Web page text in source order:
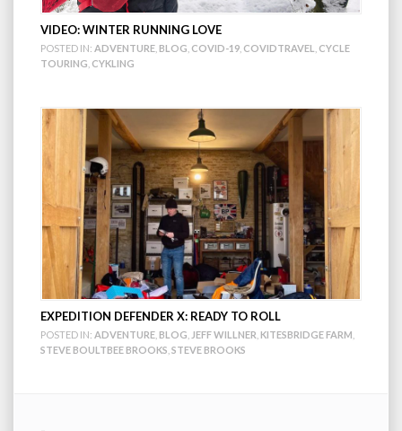
VIDEO: WINTER RUNNING LOVE
POSTED IN: ADVENTURE BLOG COVID-19 COVIDTRAVEL
CYCLE
TOURING CYKLING
EXPEDITION DEFENDER X: READY TO ROLL
POSTED IN: ADVENTURE BLOG JEFF WILLNER KITESBRIDGE FARM
STEVE BOULTBEE BROOKS STEVE BROOKS